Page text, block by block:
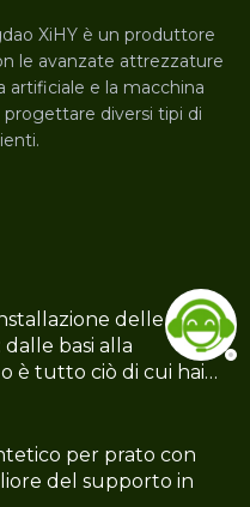
XiHY è un produttore
le avanzate attrezzature
artificiale e la macchina
diversi tipi di
delle
basi alla
è tutto ciò di cui hai
per prato con
del supporto in